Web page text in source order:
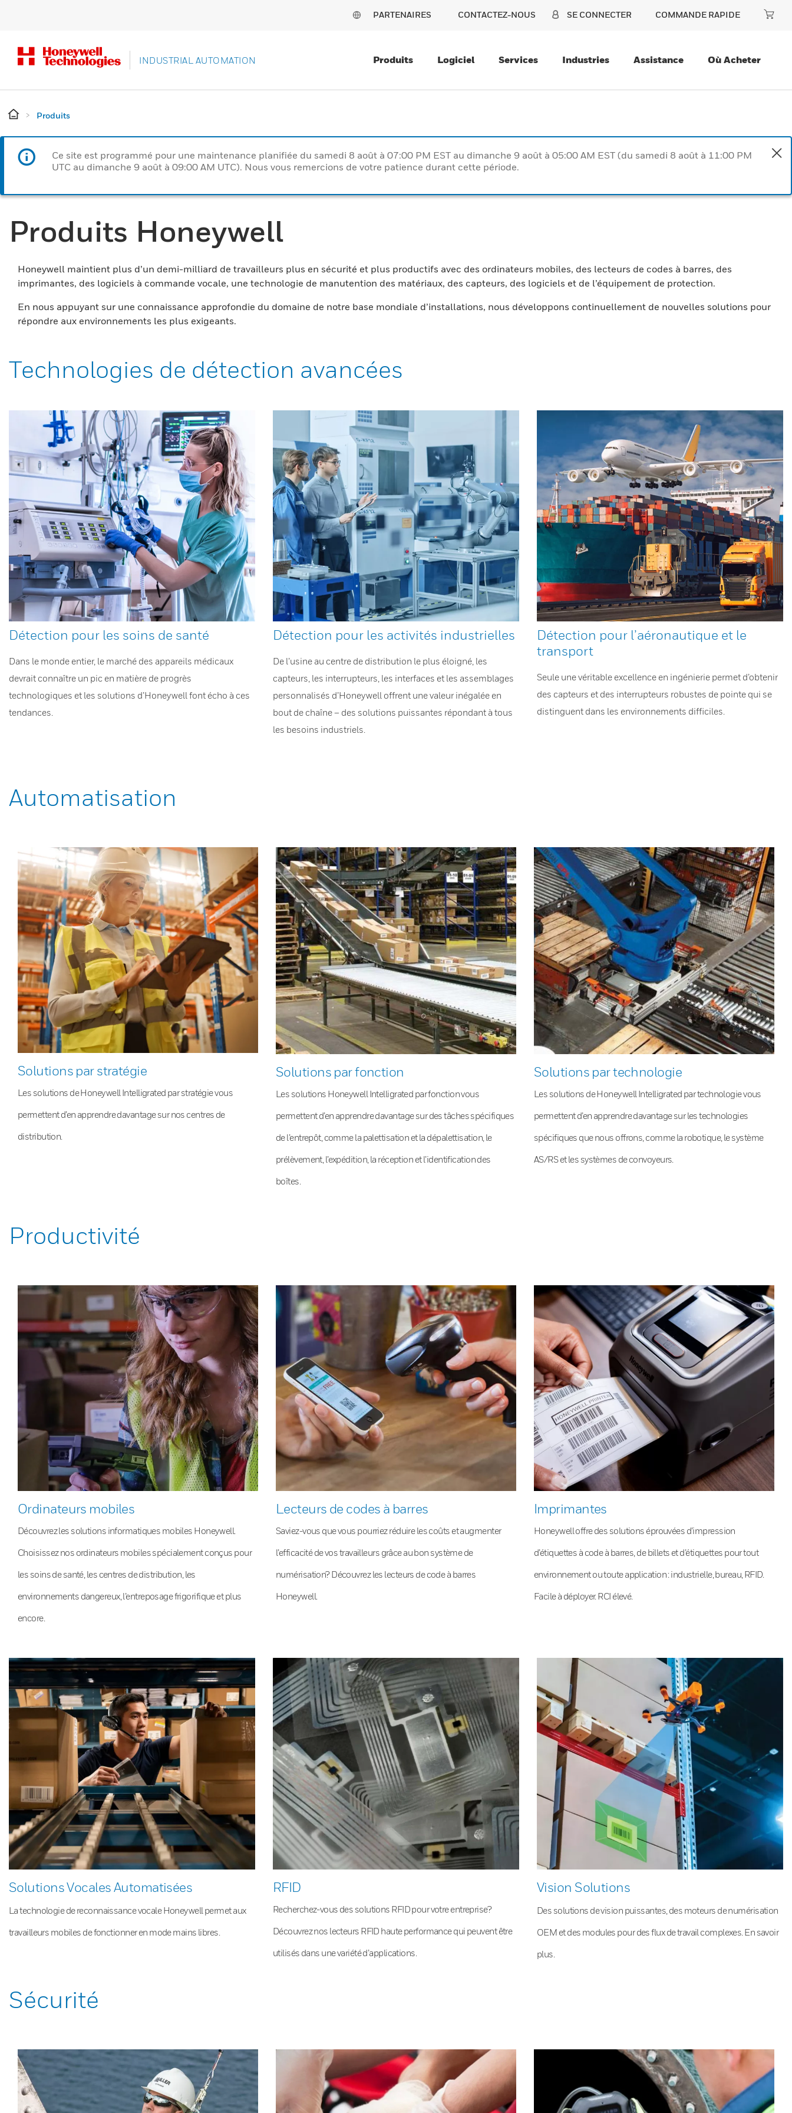
PARTENAIRES CONTACTEZ-NOUS SE CONNECTER COMMANDE RAPIDE
INDUSTRIAL AUTOMATION Produits Logiciel Services Industries Assistance Où Acheter
Produits
Ce site est programmé pour une maintenance planifiée du samedi 8 août à 07:00 PM EST au dimanche 9 août à 05:00 AM EST (du samedi 8 août à 11:00 PM
UTC au dimanche 9 août à 09:00 AM UTC). Nous vous remercions de votre patience durant cette période.
Produits Honeywell
Honeywell maintient plus d’un demi-milliard de travailleurs plus en sécurité et plus productifs avec des ordinateurs mobiles, des lecteurs de codes à barres, des
imprimantes, des logiciels à commande vocale, une technologie de manutention des matériaux, des capteurs, des logiciels et de l’équipement de protection.
En nous appuyant sur une connaissance approfondie du domaine de notre base mondiale d’installations, nous développons continuellement de nouvelles solutions pour
répondre aux environnements les plus exigeants.
Technologies de détection avancées
Détection pour les soins de santé
Dans le monde entier, le marché des appareils médicaux
devrait connaître un pic en matière de progrès
technologiques et les solutions d’Honeywell font écho à ces
tendances.
Détection pour les activités industrielles
De l’usine au centre de distribution le plus éloigné, les
capteurs, les interrupteurs, les interfaces et les assemblages
personnalisés d’Honeywell offrent une valeur inégalée en
bout de chaîne – des solutions puissantes répondant à tous
les besoins industriels.
Détection pour l’aéronautique et le
transport
Seule une véritable excellence en ingénierie permet d’obtenir
des capteurs et des interrupteurs robustes de pointe qui se
distinguent dans les environnements difficiles.
Automatisation
Solutions par stratégie
Les solutions de Honeywell Intelligrated par stratégie vous
permettent d’en apprendre davantage sur nos centres de
distribution.
Solutions par fonction
Les solutions Honeywell Intelligrated par fonction vous
permettent d’en apprendre davantage sur des tâches spécifiques
de l’entrepôt, comme la palettisation et la dépalettisation, le
prélèvement, l’expédition, la réception et l’identification des
boîtes.
Solutions par technologie
Les solutions de Honeywell Intelligrated par technologie vous
permettent d’en apprendre davantage sur les technologies
spécifiques que nous offrons, comme la robotique, le système
AS/RS et les systèmes de convoyeurs.
Productivité
Ordinateurs mobiles
Découvrez les solutions informatiques mobiles Honeywell.
Choisissez nos ordinateurs mobiles spécialement conçus pour
les soins de santé, les centres de distribution, les
environnements dangereux, l’entreposage frigorifique et plus
encore.
Lecteurs de codes à barres
Saviez-vous que vous pourriez réduire les coûts et augmenter
l’efficacité de vos travailleurs grâce au bon système de
numérisation? Découvrez les lecteurs de code à barres
Honeywell.
Imprimantes
Honeywell offre des solutions éprouvées d’impression
d’étiquettes à code à barres, de billets et d’étiquettes pour tout
environnement ou toute application : industrielle, bureau, RFID.
Facile à déployer. RCI élevé.
Solutions Vocales Automatisées
La technologie de reconnaissance vocale Honeywell permet aux
travailleurs mobiles de fonctionner en mode mains libres.
RFID
Recherchez-vous des solutions RFID pour votre entreprise?
Découvrez nos lecteurs RFID haute performance qui peuvent être
utilisés dans une variété d’applications.
Vision Solutions
Des solutions de vision puissantes, des moteurs de numérisation
OEM et des modules pour des flux de travail complexes. En savoir
plus.
Sécurité